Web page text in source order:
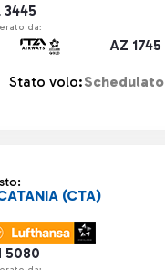
3445
da:
AZ 1745
Stato volo:Schedulato
5080
(CTA)